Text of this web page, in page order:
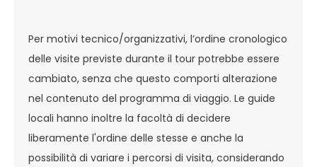
Per motivi tecnico/organizzativi, l’ordine cronologico
delle visite previste durante il tour potrebbe essere
cambiato, senza che questo comporti alterazione
nel contenuto del programma di viaggio. Le guide
locali hanno inoltre la facoltà di decidere
liberamente l'ordine delle stesse e anche la
possibilità di variare i percorsi di visita, considerando